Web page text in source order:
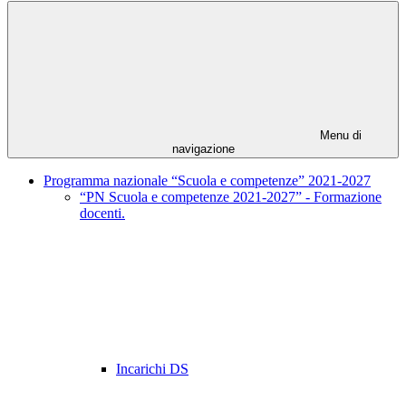
Menu di
navigazione
Programma nazionale “Scuola e competenze” 2021-2027
“PN Scuola e competenze 2021-2027” - Formazione
docenti.
Incarichi DS